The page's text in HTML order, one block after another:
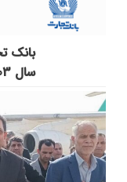
بانک
سال 1403 را تمدید کرد